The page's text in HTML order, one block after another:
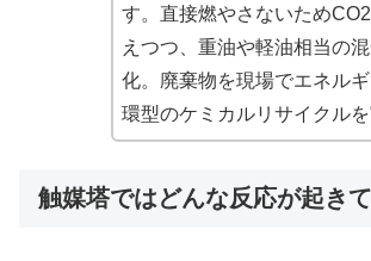
す。直接燃やさないため
えつつ、重油や軽油相当の
化。廃棄物を現場でエネル
環型のケミカルリサイクルを
触媒塔ではどんな反応が起き